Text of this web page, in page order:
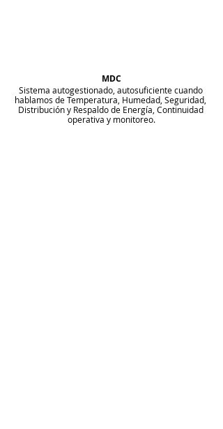
MDC
Sistema autogestionado, autosuficiente cuando
hablamos de Temperatura, Humedad, Seguridad,
Distribución y Respaldo de Energía, Continuidad
operativa y monitoreo.